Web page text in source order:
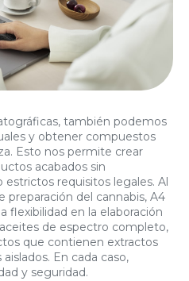
también podemos
y obtener compuestos
Esto nos permite crear
acabados sin
requisitos legales. Al
del cannabis, A4
flexibilidad en la elaboración
de espectro completo,
que contienen extractos
En cada caso,
y seguridad.